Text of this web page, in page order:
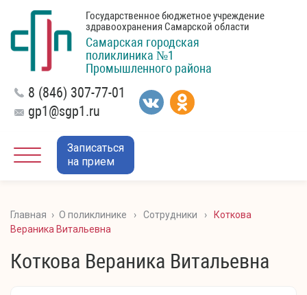
Государственное бюджетное учреждение
здравоохранения Самарской области
Самарская городская
поликлиника №1
Промышленного района
8 (846) 307-77-01
gp1@sgp1.ru
Записаться
на прием
Главная › О поликлинике › Сотрудники ›
Коткова
Вераника Витальевна
Коткова Вераника Витальевна